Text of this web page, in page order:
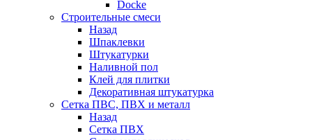
Docke
Строительные смеси
Назад
Шпаклевки
Штукатурки
Наливной пол
Клей для плитки
Декоративная штукатурка
Сетка ПВС, ПВХ и металл
Назад
Сетка ПВХ